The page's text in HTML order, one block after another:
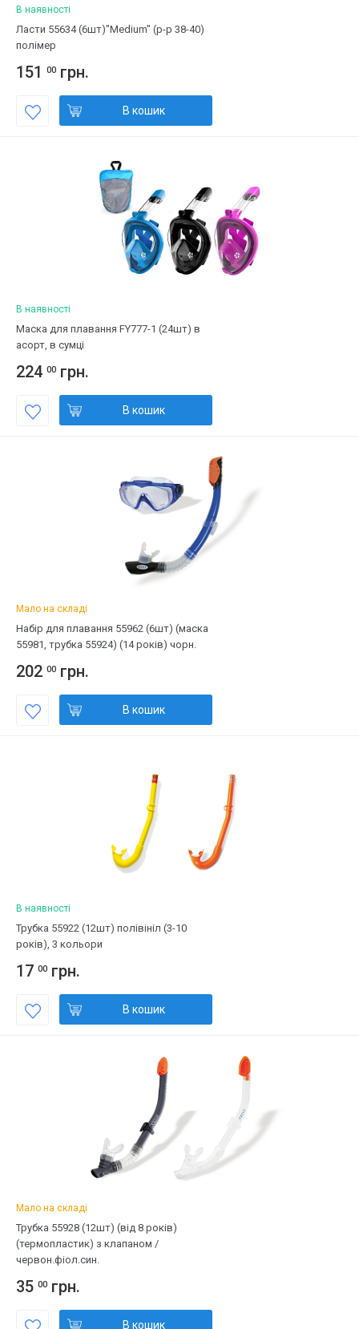
В наявності
Ласти 55634 (6шт)"Medium" (р-р 38-40)
полімер
151 00 грн.
В кошик
В наявності
Маска для плавання FY777-1 (24шт) в
асорт, в сумці
224 00 грн.
В кошик
Мало на складі
Набір для плавання 55962 (6шт) (маска
55981, трубка 55924) (14 років) чорн.
202 00 грн.
В кошик
В наявності
Трубка 55922 (12шт) полівініл (3-10
років), 3 кольори
17 00 грн.
В кошик
Мало на складі
Трубка 55928 (12шт) (від 8 років)
(термопластик) з клапаном /
червон.фіол.син.
35 00 грн.
В кошик